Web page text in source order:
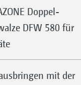
Doppel-
DFW 580 für
mit der